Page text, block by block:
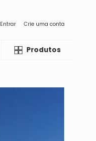
Entrar Crie uma conta
LiquidaProdutos